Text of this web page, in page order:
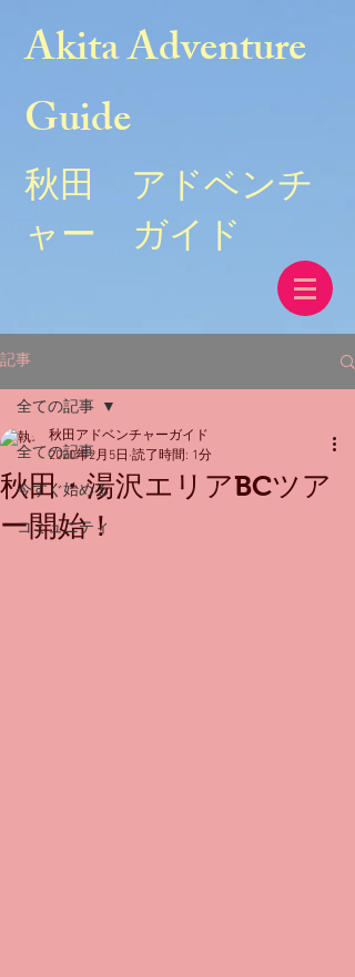
Akita Adventure
Guide
秋田 アドベンチ
ャー ガイド
記事
全ての記事
今すぐ始める
コミュニティ
全ての記事
秋田・湯沢エリアBCツア
ー開始！
秋田アドベンチャーガイド
2020年2月5日 読了時間: 1分